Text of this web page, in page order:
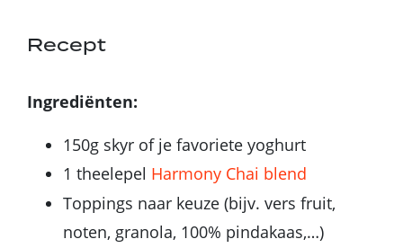
Recept
Ingrediënten:
150g skyr of je favoriete yoghurt
1 theelepel Harmony Chai blend
Toppings naar keuze (bijv. vers fruit,
noten, granola, 100% pindakaas,…)